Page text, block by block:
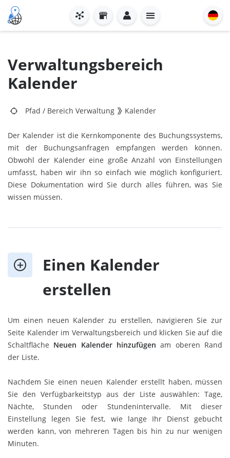
Verwaltungsbereich
Kalender
Pfad / Bereich Verwaltung Kalender
Der Kalender ist die Kernkomponente des Buchungssystems,
mit der Buchungsanfragen empfangen werden können.
Obwohl der Kalender eine große Anzahl von Einstellungen
umfasst, haben wir ihn so einfach wie möglich konfiguriert.
Diese Dokumentation wird Sie durch alles führen, was Sie
wissen müssen.
Einen Kalender
erstellen
Um einen neuen Kalender zu erstellen, navigieren Sie zur
Seite Kalender im Verwaltungsbereich und klicken Sie auf die
Schaltfläche Neuen Kalender hinzufügen am oberen Rand
der Liste.
Nachdem Sie einen neuen Kalender erstellt haben, müssen
Sie den Verfügbarkeitstyp aus der Liste auswählen: Tage,
Nächte, Stunden oder Stundenintervalle. Mit dieser
Einstellung legen Sie fest, wie lange Ihr Dienst gebucht
werden kann, von mehreren Tagen bis hin zu nur wenigen
Minuten.